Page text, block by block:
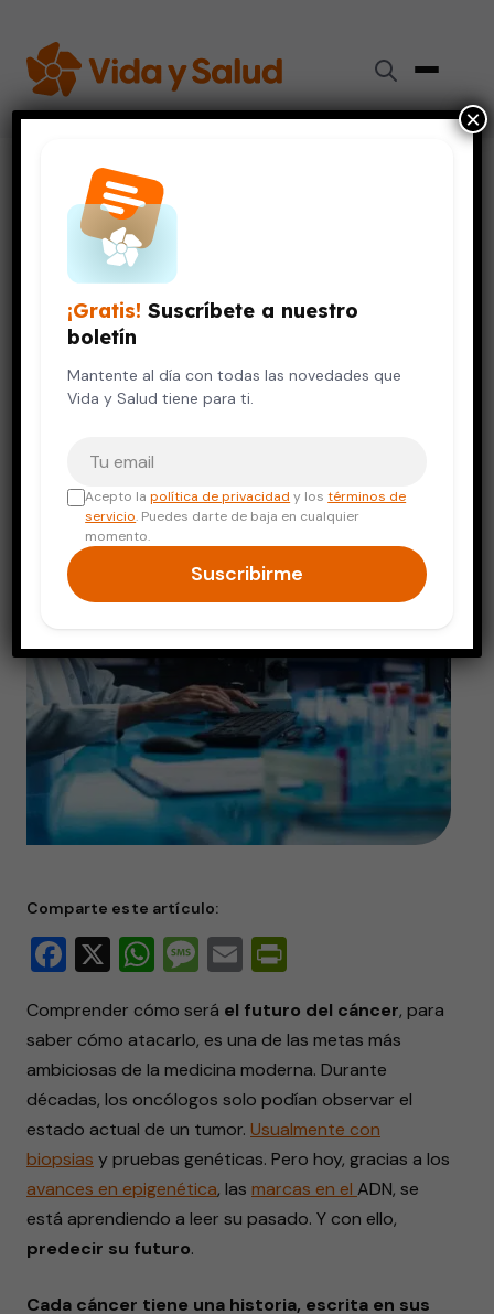
Cáncer›
El futuro del cáncer: cómo predecir el comportamiento de
un tumor
CÁNCER
El futuro del cáncer: cómo
predecir el comportamiento de
un tumor
Comparte este artículo:
Facebook
X WhatsApp
Message
Email
Comprender cómo será el futuro del cáncer, para
saber cómo atacarlo, es una de las metas más
ambiciosas de la medicina moderna. Durante
décadas, los oncólogos solo podían observar el
estado actual de un tumor. Usualmente con
biopsias y pruebas genéticas. Pero hoy, gracias a los
avances en epigenética, las marcas en el ADN, se
está aprendiendo a leer su pasado. Y con ello,
predecir su futuro.
Cada cáncer tiene una historia, escrita en sus
¡Gratis! Suscríbete a nuestro
boletín
Mantente al día con todas las novedades que
Vida y Salud tiene para ti.
Acepto lapolítica de privacidad y lostérminos de
servicio. Puedes darte de baja en cualquier
momento.
Suscribirme
×